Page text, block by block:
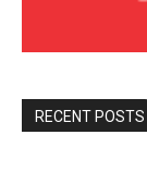
RECENT POSTS